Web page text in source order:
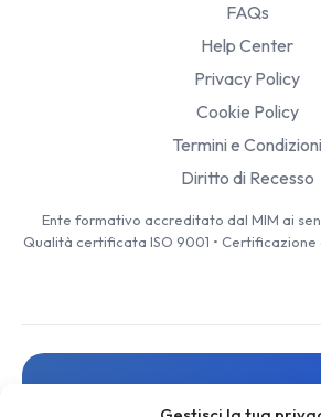
FAQs
Help Center
Privacy Policy
Cookie Policy
Termini e Condizioni
Diritto di Recesso
Ente formativo accreditato dal MIM ai
Qualità certificata ISO 9001 • Certificazione
Resta